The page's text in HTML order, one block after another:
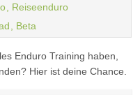
Reiseenduro
Beta
Enduro Training haben,
Hier ist deine Chance.